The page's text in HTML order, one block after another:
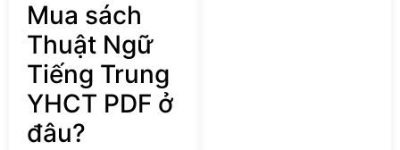
Mua sách
Thuật Ngữ
Tiếng Trung
YHCT PDF ở
đâu?